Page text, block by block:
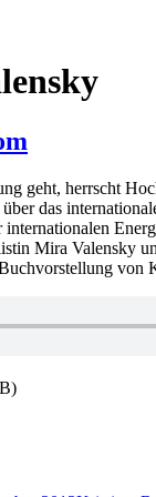
geht, herrscht
das
Mira Valensky
von